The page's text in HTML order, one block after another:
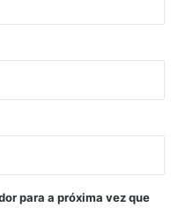
para a próxima vez que